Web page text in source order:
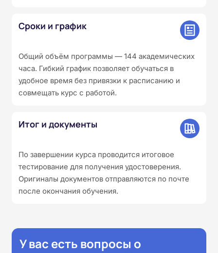
Сроки и график
Общий объём программы — 144 академических
часа. Гибкий график позволяет обучаться в
удобное время без привязки к расписанию и
совмещать курс с работой.
Итог и документы
По завершении курса проводится итоговое
тестирование для получения удостоверения.
Оригиналы документов отправляются по почте
после окончания обучения.
У вас есть вопросы о